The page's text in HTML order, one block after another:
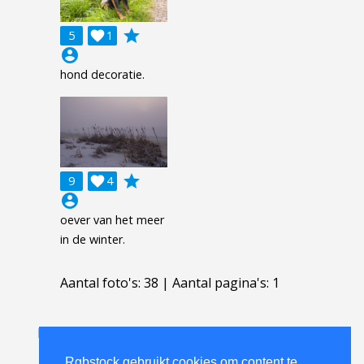
5 1

grade
account_circle
hond decoratie.
9 4

grade
account_circle
oever van het meer
in de winter.
Aantal foto's: 38 | Aantal pagina's: 1
Lichttafel